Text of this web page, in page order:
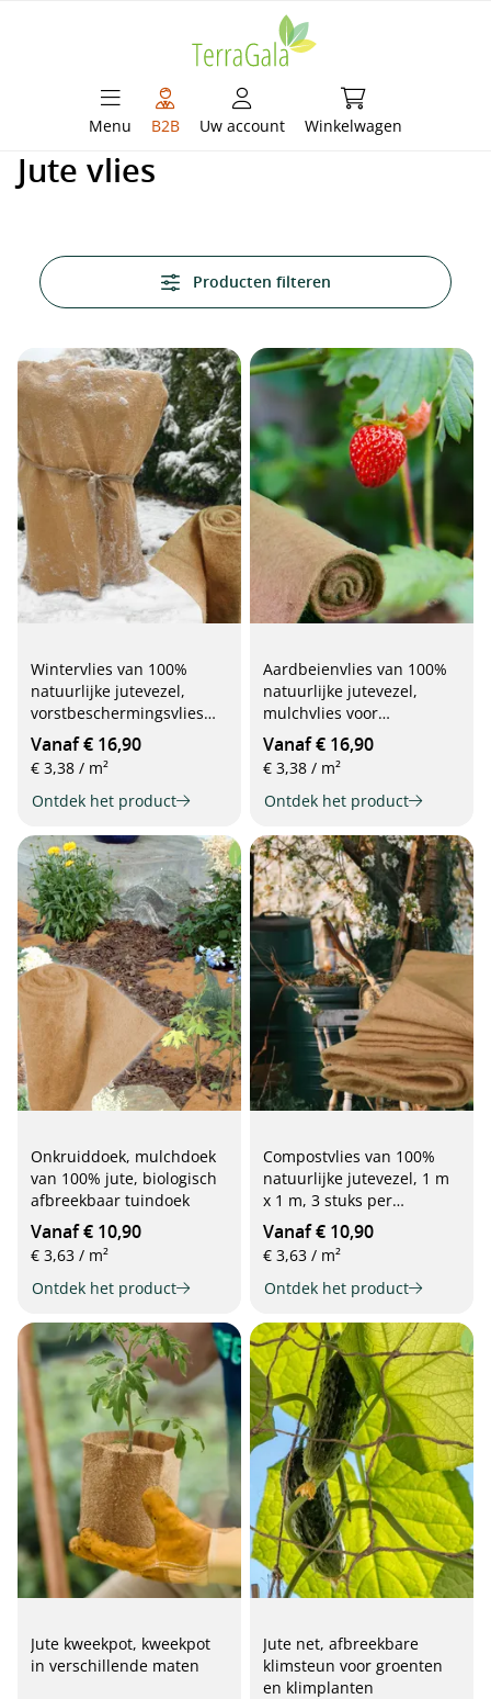
Menu B2B Uw account Winkelwagen
Winkelwagen
Jute vlies
Producten filteren
Wintervlies van 100%
natuurlijke jutevezel,
vorstbeschermingsvlies
voor planten
Vanaf € 16,90
€ 3,38 / m²
Ontdek het product
Aardbeienvlies van 100%
natuurlijke jutevezel,
mulchvlies voor
aardbeienbedden
Vanaf € 16,90
€ 3,38 / m²
Ontdek het product
Onkruiddoek, mulchdoek
van 100% jute, biologisch
afbreekbaar tuindoek
Vanaf € 10,90
€ 3,63 / m²
Ontdek het product
Compostvlies van 100%
natuurlijke jutevezel, 1 m
x 1 m, 3 stuks per
verpakking
Vanaf € 10,90
€ 3,63 / m²
Ontdek het product
Jute kweekpot, kweekpot
in verschillende maten
Jute net, afbreekbare
klimsteun voor groenten
en klimplanten